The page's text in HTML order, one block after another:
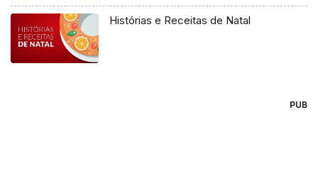
Histórias e Receitas de Natal
PUB